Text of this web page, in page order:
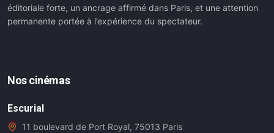
éditoriale forte, un ancrage affirmé dans Paris, et une attention
permanente portée à l’expérience du spectateur.
Nos cinémas
Escurial
11 boulevard de Port Royal, 75013 Paris